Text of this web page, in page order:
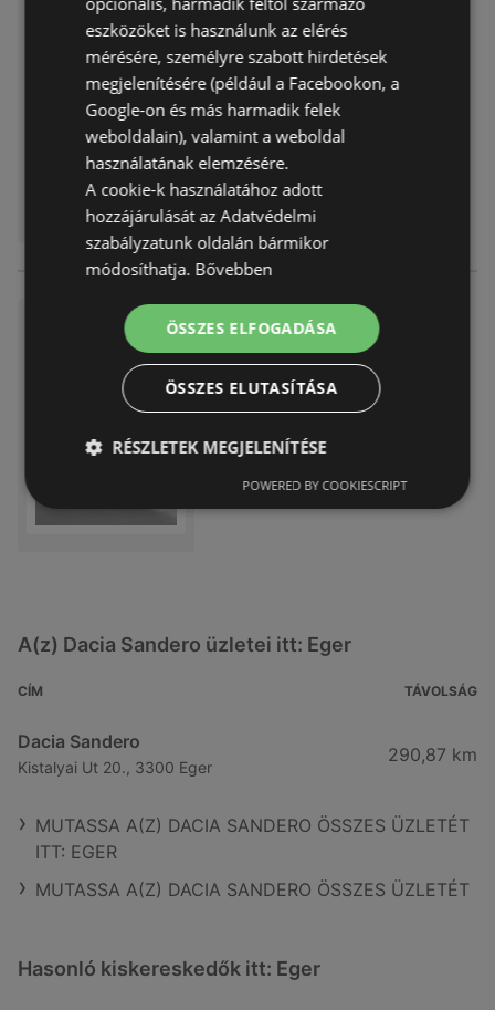
Dacia Bigster Árlista letöltése
Akciós újság már nem érvényes
Lejárat dátuma: 2026.04.16
Távolság: 6,85 km
Dacia Spring Árlista letöltése
Akciós újság már nem érvényes
2026.04.10
Távolság: 6,85 km
A(z) Dacia Sandero üzletei itt: Eger
CÍM TÁVOLSÁG
Dacia Sandero
Kistalyai Ut 20., 3300 Eger
290,87 km
MUTASSA A(Z) DACIA SANDERO ÖSSZES ÜZLETÉT
ITT: EGER
MUTASSA A(Z) DACIA SANDERO ÖSSZES ÜZLETÉT
Hasonló kiskereskedők itt: Eger
eszközöket is használunk az elérés
mérésére, személyre szabott hirdetések
megjelenítésére (például a Facebookon, a
Google-on és más harmadik felek
weboldalain), valamint a weboldal
használatának elemzésére.
A cookie-k használatához adott
hozzájárulását az Adatvédelmi
szabályzatunk oldalán bármikor
módosíthatja. Bővebben
ÖSSZES ELFOGADÁSA
ÖSSZES ELUTASÍTÁSA
RÉSZLETEK MEGJELENÍTÉSE
POWERED BY COOKIESCRIPT